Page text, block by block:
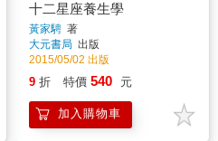
十二星座養生學
黃家騁 著
大元書局 出版
2015/05/02 出版
9 折 特價 540 元
加入購物車